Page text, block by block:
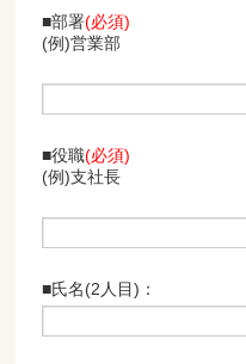
■部署(必須)
(例)営業部
■役職(必須)
(例)支社長
■氏名(2人目)：